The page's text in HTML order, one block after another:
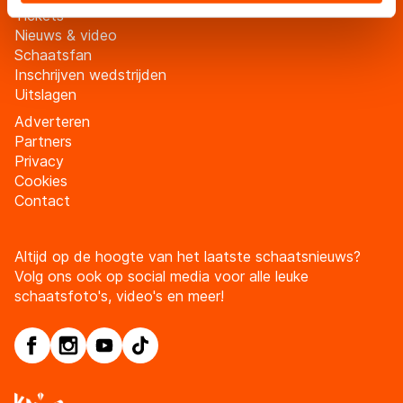
adequaat beschermingsniveau geldt volgens de GDPR.
Door op ‘Toestaan’ te klikken, stemt u in met deze
overdracht. Meer informatie vindt u in ons
Tickets
Nieuws & video
Schaatsfan
Inschrijven wedstrijden
Uitslagen
Adverteren
Partners
Privacy
Cookies
Contact
Altijd op de hoogte van het laatste schaatsnieuws?
Volg ons ook op social media voor alle leuke
schaatsfoto's, video's en meer!